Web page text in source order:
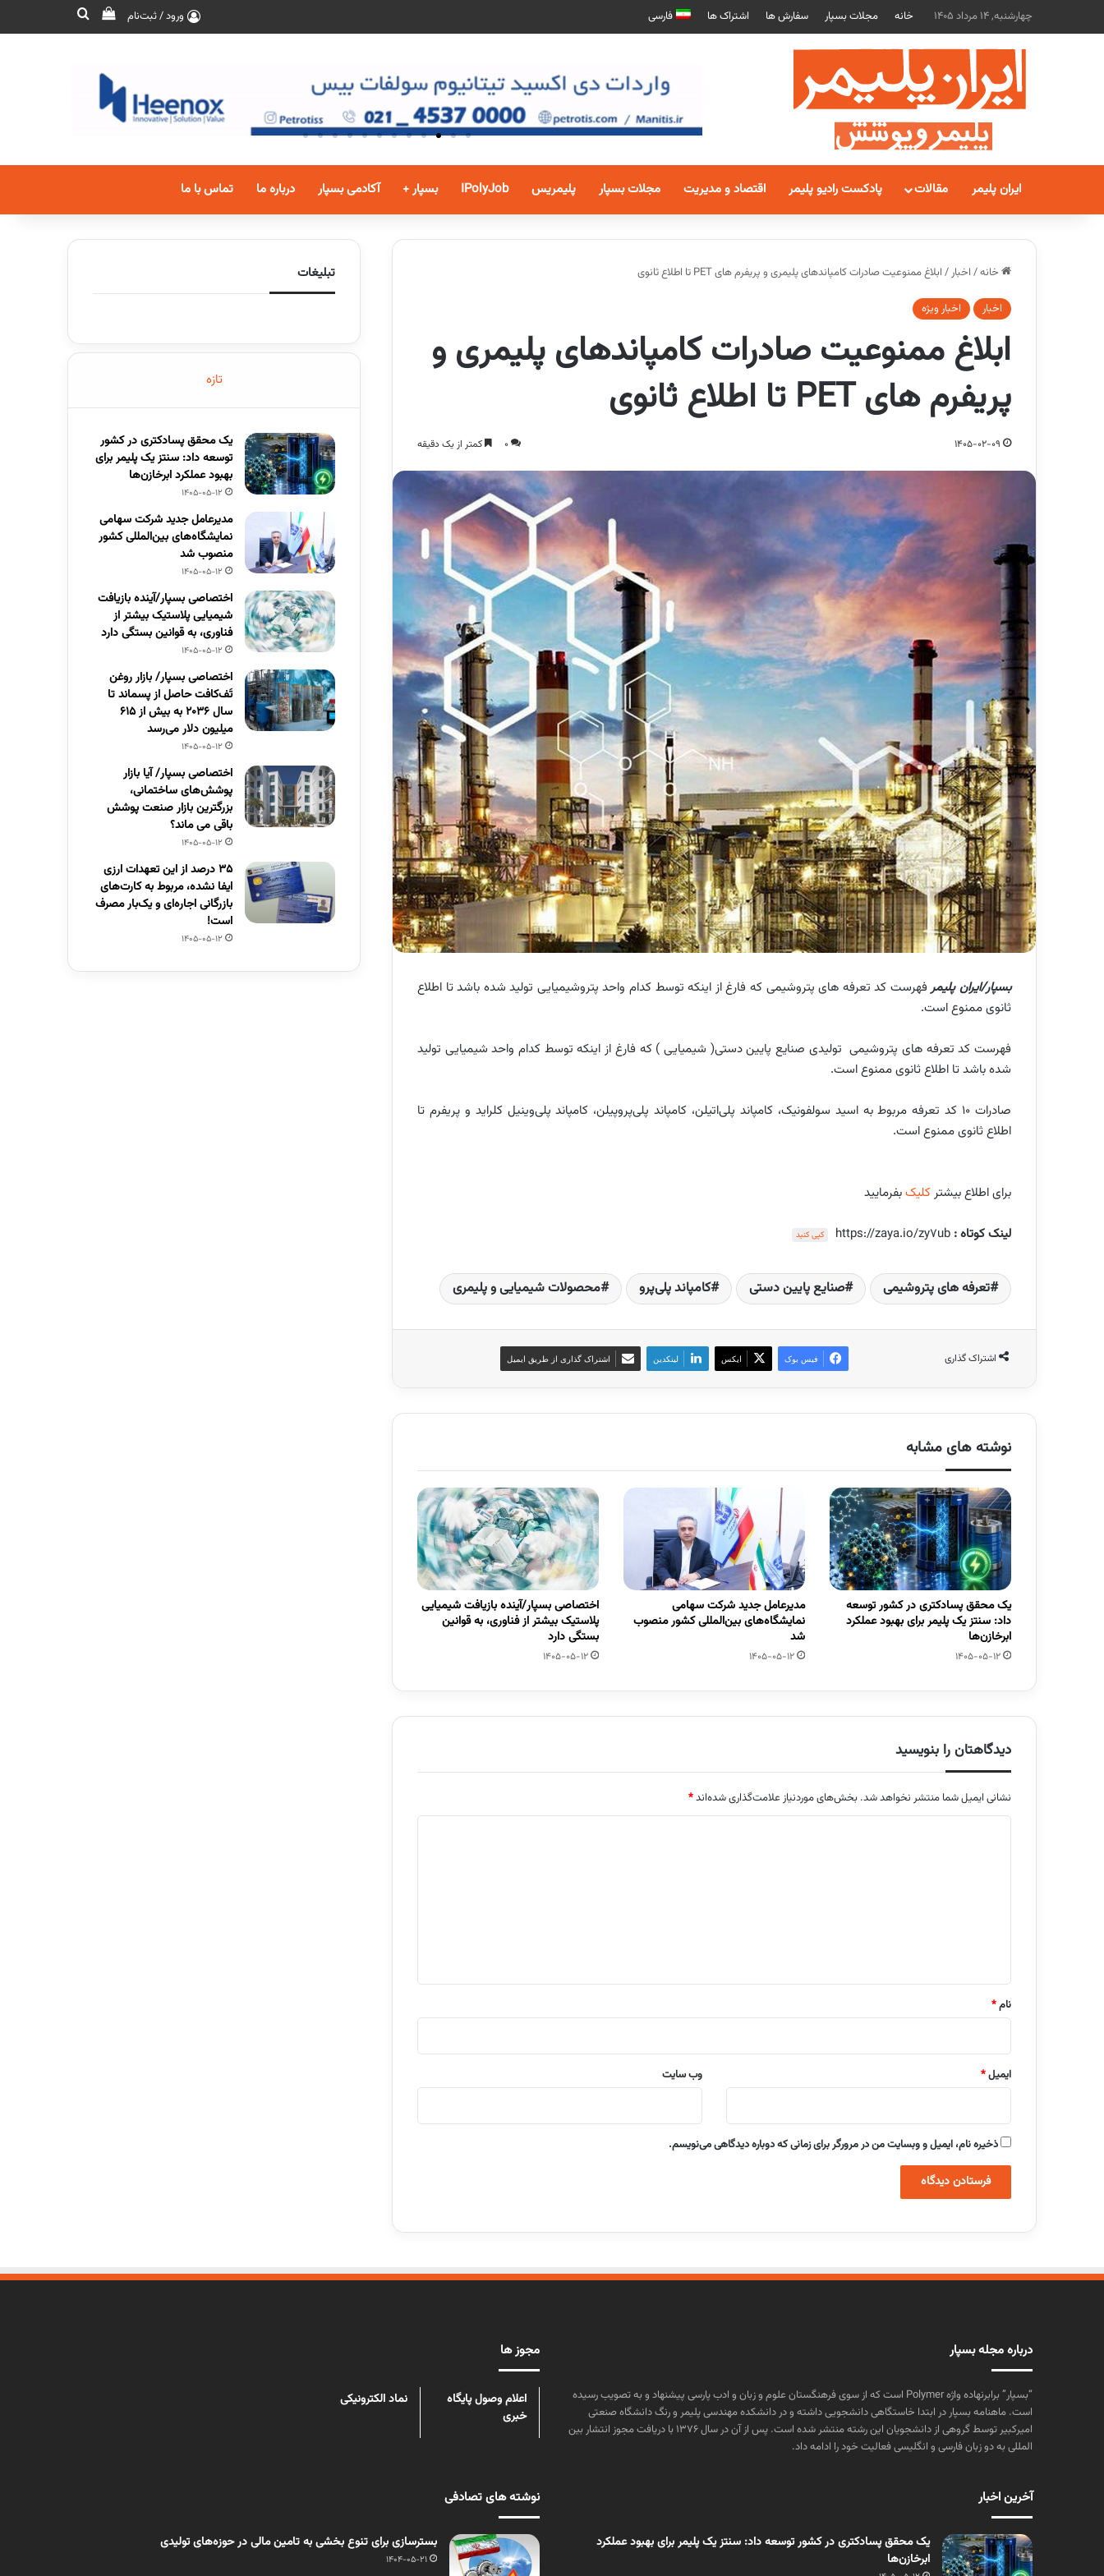
چهارشنبه, 14 مرداد 1405 خانه مجلات بسپار سفارش ها اشتراک ها فارسی ورود / ثبت‌نام
ایران پلیمر مقالات پادکست رادیو پلیمر اقتصاد و مدیریت مجلات بسپار پلیمریس IPolyJob بسپار + آکادمی بسپار درباره ما تماس با ما
خانه/ اخبار/ ابلاغ ممنوعیت صادرات کامپاندهای پلیمری و پریفرم های PET تا اطلاع ثانوی
اخبار اخبار ویژه
ابلاغ ممنوعیت صادرات کامپاندهای پلیمری و
پریفرم های PET تا اطلاع ثانوی
1405-02-09
0 کمتر از یک دقیقه
بسپار/ایران پلیمرفهرست کد تعرفه های پتروشیمی که فارغ از اینکه توسط کدام واحد پتروشیمیایی تولید شده باشد تا اطلاع
ثانوی ممنوع است.
فهرست کد تعرفه های پتروشیمی تولیدی صنایع پایین دستی( شیمیایی ) که فارغ از اینکه توسط کدام واحد شیمیایی تولید
شده باشد تا اطلاع ثانوی ممنوع است.
صادرات ۱۰ کد تعرفه مربوط به اسید سولفونیک، کامپاند پلی‌اتیلن، کامپاند پلی‌پروپیلن، کامپاند پلی‌وینیل کلراید و پریفرم تا
اطلاع ثانوی ممنوع است.
برای اطلاع بیشترکلیکبفرمایید
لینک کوتاه : https://zaya.io/zy7ub کپی کنید
تعرفه های پتروشیمی صنایع پایین دستی کامپاند پلی‌پرو محصولات شیمیایی و پلیمری
اشتراک گذاری فیس بوک ایکس لینکدین اشتراک گذاری از طریق ایمیل
نوشته های مشابه
یک محقق پسادکتری در کشور توسعه
داد: سنتز یک پلیمر برای بهبود عملکرد
ابرخازن‌ها
1405-05-12
مدیرعامل جدید شرکت سهامی
نمایشگاه‌های بین‌المللی کشور منصوب
شد
1405-05-12
اختصاصی بسپار/آینده بازیافت شیمیایی
پلاستیک بیشتر از فناوری، به قوانین
بستگی دارد
1405-05-12
دیدگاهتان را بنویسید
نشانی ایمیل شما منتشر نخواهد شد. بخش‌های موردنیاز علامت‌گذاری شده‌اند*
نام*
ایمیل* وب‌ سایت
ذخیره نام، ایمیل و وبسایت من در مرورگر برای زمانی که دوباره دیدگاهی می‌نویسم.
تبلیغات
تازه
یک محقق پسادکتری در کشور
توسعه داد: سنتز یک پلیمر برای
بهبود عملکرد ابرخازن‌ها
1405-05-12
مدیرعامل جدید شرکت سهامی
نمایشگاه‌های بین‌المللی کشور
منصوب شد
1405-05-12
اختصاصی بسپار/آینده بازیافت
شیمیایی پلاستیک بیشتر از
فناوری، به قوانین بستگی دارد
1405-05-12
اختصاصی بسپار/ بازار روغن
تَف‌کافت حاصل از پسماند تا
سال ۲۰۳۶ به بیش از ۶۱۵
میلیون دلار می‌رسد
1405-05-12
اختصاصی بسپار/ آیا بازار
پوشش‌های ساختمانی،
بزرگترین بازار صنعت پوشش
باقی می ماند؟
1405-05-12
۳۵ درصد از این تعهدات ارزی
ایفا نشده، مربوط به کارت‌های
بازرگانی اجاره‌ای و یک‌بار مصرف
است!
1405-05-12
درباره مجله بسپار
“بسپار” برابرنهاده واژه Polymer است که از سوی فرهنگستان علوم و زبان و ادب پارسی پیشنهاد و به تصویب رسیده
است. ماهنامه بسپار در ابتدا خاستگاهی دانشجویی داشته و در دانشکده مهندسی پلیمر و رنگ دانشگاه صنعتی
امیرکبیر توسط گروهی از دانشجویان این رشته منتشر شده است. پس از آن در سال ۱۳۷۶ با دریافت مجوز انتشار بین
المللی به دو زبان فارسی و انگلیسی فعالیت خود را ادامه داد.
مجوز ها
اعلام وصول پایگاه
خبری
نماد الکترونیکی
آخرین اخبار
یک محقق پسادکتری در کشور توسعه داد: سنتز یک پلیمر برای بهبود عملکرد
ابرخازن‌ها
نوشته های تصادفی
بسترسازی برای تنوع بخشی به تامین مالی در حوزه‌های تولیدی
1404-05-21